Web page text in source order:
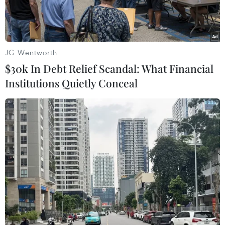
Hơn 70% số người tham gia khảo sát nói họ dự định sẽ mua
quần áo mới vào cuối năm. (Ảnh: PV/Vietnam+)
Facebook và Instagram vừa công bố kết quả
khảo sát “Hành vi mua sắm mùa lễ hội năm
2019” về hành vi và sở thích của người tiêu
JG Wentworth
$30k In Debt Relief Scandal: What Financial
Institutions Quietly Conceal